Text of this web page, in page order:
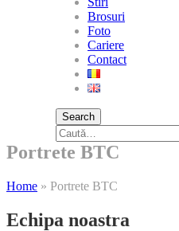
Brosuri
Foto
Cariere
Contact
Search
Portrete BTC
Home » Portrete BTC
Echipa noastra